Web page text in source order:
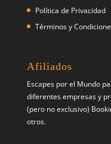
Política de Privacidad
Términos y
Afiliados
Escapes por el Mundo
diferentes empresas y
(pero no exclusivo)
otros.